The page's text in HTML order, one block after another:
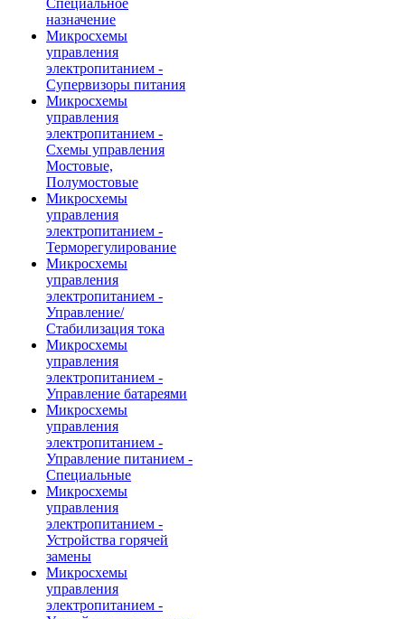
Специальное
назначение
Микросхемы
управления
электропитанием -
Супервизоры питания
Микросхемы
управления
электропитанием -
Схемы управления
Мостовые,
Полумостовые
Микросхемы
управления
электропитанием -
Терморегулирование
Микросхемы
управления
электропитанием -
Управление/
Стабилизация тока
Микросхемы
управления
электропитанием -
Управление батареями
Микросхемы
управления
электропитанием -
Управление питанием -
Специальные
Микросхемы
управления
электропитанием -
Устройства горячей
замены
Микросхемы
управления
электропитанием -